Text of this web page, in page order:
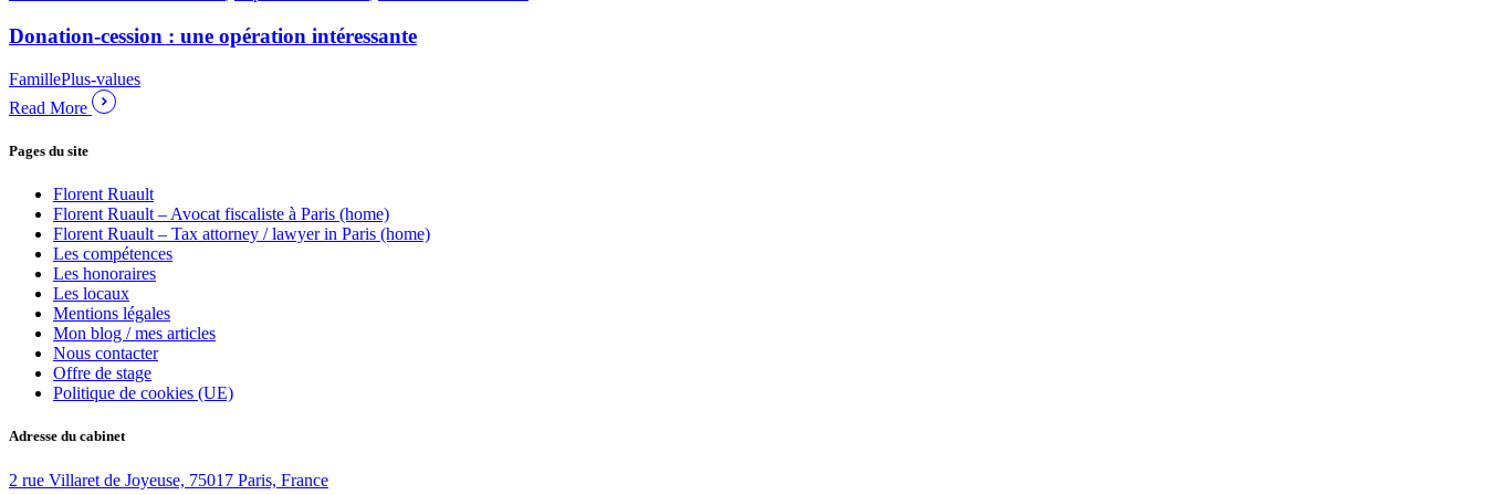
Donation-cession : une opération intéressante
FamillePlus-values
Read More
Pages du site
Florent Ruault
Florent Ruault – Avocat fiscaliste à Paris (home)
Florent Ruault – Tax attorney / lawyer in Paris (home)
Les compétences
Les honoraires
Les locaux
Mentions légales
Mon blog / mes articles
Nous contacter
Offre de stage
Politique de cookies (UE)
Adresse du cabinet
2 rue Villaret de Joyeuse, 75017 Paris, France